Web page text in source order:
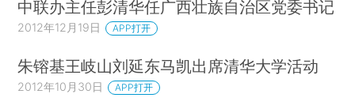
中联办主任彭清华任广西壮族自治区党委书记
2012年12月19日 APP打开
朱镕基王岐山刘延东马凯出席清华大学活动
2012年10月30日 APP打开